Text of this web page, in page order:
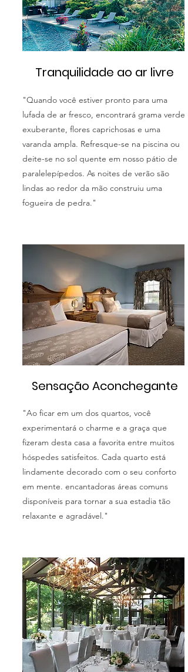
Tranquilidade ao ar livre
"Quando você estiver pronto para uma
lufada de ar fresco, encontrará grama verde
exuberante, flores caprichosas e uma
varanda ampla. Refresque-se na piscina ou
deite-se no sol quente em nosso pátio de
paralelepípedos. As noites de verão são
lindas ao redor da mão construiu uma
fogueira de pedra."
Sensação Aconchegante
"Ao ficar em um dos quartos, você
experimentará o charme e a graça que
fizeram desta casa a favorita entre muitos
hóspedes satisfeitos. Cada quarto está
lindamente decorado com o seu conforto
em mente. encantadoras áreas comuns
disponíveis para tornar a sua estadia tão
relaxante e agradável."